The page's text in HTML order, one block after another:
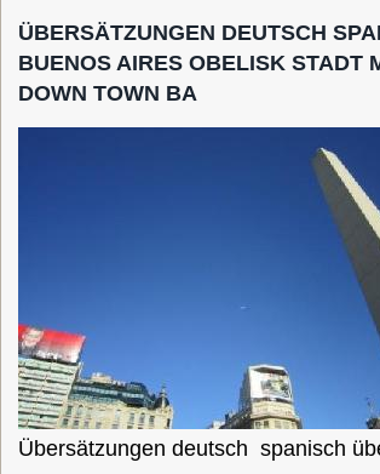
ÜBERSÄTZUNGEN DEUTSCH
BUENOS AIRES OBELISK STADT
DOWN TOWN BA
Übersätzungen deutsch spanisch